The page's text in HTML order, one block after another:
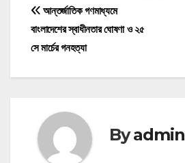
P
o
s
n
a
আন্তর্জাতিক গণমাধ্যমে
বাংলাদেশের স্বাধীনতার ঘোষণা ও ২৫
সে মার্চের গনহত্যা
Byadmin